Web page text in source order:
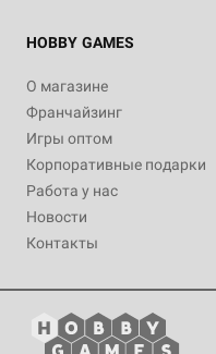
HOBBY GAMES
О магазине
Франчайзинг
Игры оптом
Корпоративные подарки
Работа у нас
Новости
Контакты